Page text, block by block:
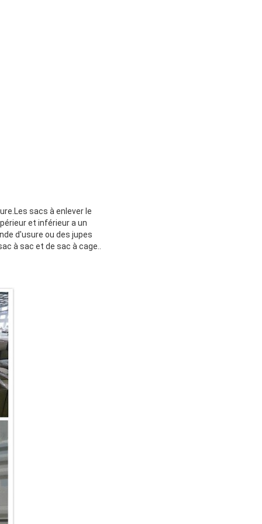
sacs à enlever le
et inférieur a un
d'usure ou des jupes
à sac et de sac à cage..